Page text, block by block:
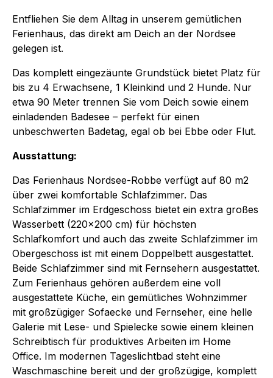
Entfliehen Sie dem Alltag in unserem gemütlichen
Ferienhaus, das direkt am Deich an der Nordsee
gelegen ist.
Das komplett eingezäunte Grundstück bietet Platz für
bis zu 4 Erwachsene, 1 Kleinkind und 2 Hunde. Nur
etwa 90 Meter trennen Sie vom Deich sowie einem
einladenden Badesee – perfekt für einen
unbeschwerten Badetag, egal ob bei Ebbe oder Flut.
Ausstattung:
Das Ferienhaus Nordsee-Robbe verfügt auf 80 m2
über zwei komfortable Schlafzimmer. Das
Schlafzimmer im Erdgeschoss bietet ein extra großes
Wasserbett (220x200 cm) für höchsten
Schlafkomfort und auch das zweite Schlafzimmer im
Obergeschoss ist mit einem Doppelbett ausgestattet.
Beide Schlafzimmer sind mit Fernsehern ausgestattet.
Zum Ferienhaus gehören außerdem eine voll
ausgestattete Küche, ein gemütliches Wohnzimmer
mit großzügiger Sofaecke und Fernseher, eine helle
Galerie mit Lese- und Spielecke sowie einem kleinen
Schreibtisch für produktives Arbeiten im Home
Office. Im modernen Tageslichtbad steht eine
Waschmaschine bereit und der großzügige, komplett